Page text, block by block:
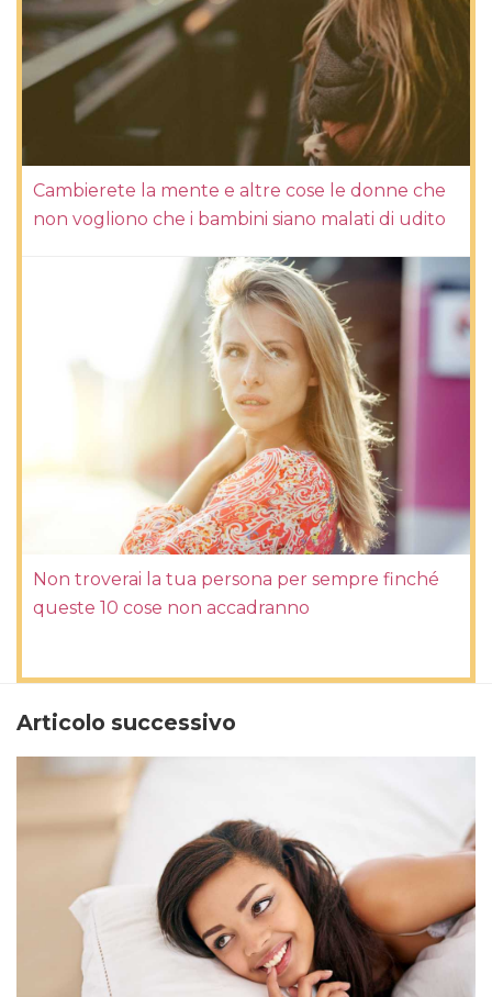
Cambierete la mente e altre cose le donne che
non vogliono che i bambini siano malati di udito
Non troverai la tua persona per sempre finché
queste 10 cose non accadranno
Articolo successivo